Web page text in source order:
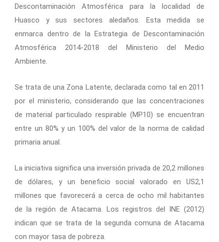
Descontaminación Atmosférica para la localidad de
Huasco y sus sectores aledaños. Esta medida se
enmarca dentro de la Estrategia de Descontaminación
Atmosférica 2014-2018 del Ministerio del Medio
Ambiente.
Se trata de una Zona Latente, declarada como tal en 2011
por el ministerio, considerando que las concentraciones
de material particulado respirable (MP10) se encuentran
entre un 80% y un 100% del valor de la norma de calidad
primaria anual.
La iniciativa significa una inversión privada de 20,2 millones
de dólares, y un beneficio social valorado en US2,1
millones que favorecerá a cerca de ocho mil habitantes
de la región de Atacama. Los registros del INE (2012)
indican que se trata de la segunda comuna de Atacama
con mayor tasa de pobreza.